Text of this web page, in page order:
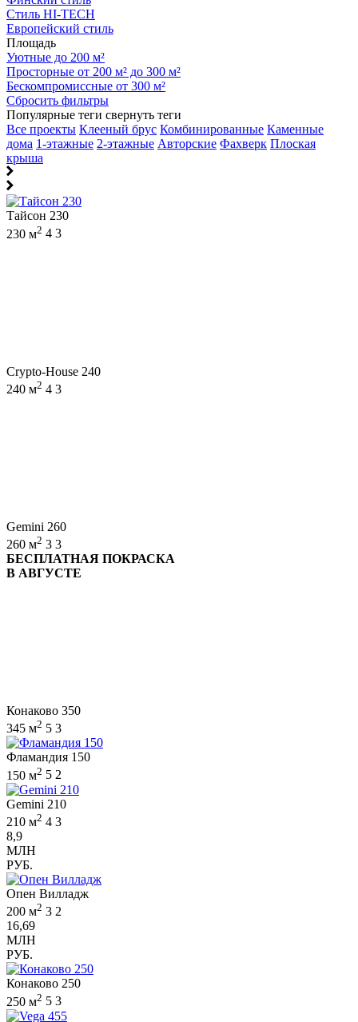
Стиль HI-TECH
Европейский стиль
Площадь
Уютные до 200 м²
Просторные от 200 м² до 300 м²
Бескомпромиссные от 300 м²
Сбросить фильтры
Популярные теги свернуть теги
Все проекты Клееный брус Комбинированные Каменные
дома 1-этажные 2-этажные Авторские Фахверк Плоская
крыша
Тайсон 230
230 м2 4 3
Crypto-House 240
240 м2 4 3
Gemini 260
260 м2 3 3
БЕСПЛАТНАЯ ПОКРАСКА
В АВГУСТЕ
Конаково 350
345 м2 5 3
Фламандия 150
150 м2 5 2
Gemini 210
210 м2 4 3
8,9
МЛН
РУБ.
Опен Вилладж
200 м2 3 2
16,69
МЛН
РУБ.
Конаково 250
250 м2 5 3